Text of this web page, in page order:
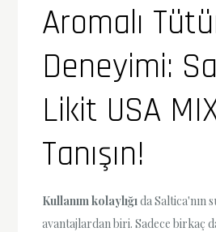
Aromalı
Deneyimi:
Likit USA
Tanışın!
Kullanım kolaylığı da Saltica'nın
avantajlardan biri. Sadece birkaç